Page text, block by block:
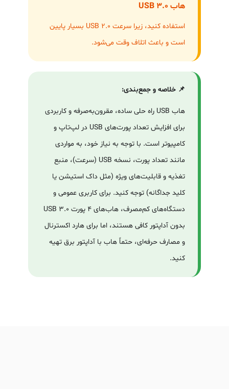
هاب USB 3.0
استفاده کنید، زیرا سرعت USB 2.0 بسیار پایین
است و باعث اتلاف وقت می‌شود.
📌 خلاصه و جمع‌بندی:
هاب USB راه حلی ساده، مقرون‌به‌صرفه و کاربردی
برای افزایش تعداد پورت‌های USB در لپ‌تاپ و
کامپیوتر است. با توجه به نیاز خود، به مواردی
مانند تعداد پورت، نسخه USB (سرعت)، منبع
تغذیه و قابلیت‌های ویژه (مثل داک استیشن یا
کلید جداگانه) توجه کنید. برای کاربری عمومی و
دستگاه‌های کم‌مصرف، هاب‌های ۴ پورت USB 3.0
بدون آداپتور کافی هستند، اما برای هارد اکسترنال
و مصارف حرفه‌ای، حتماً هاب با آداپتور برق تهیه
کنید.